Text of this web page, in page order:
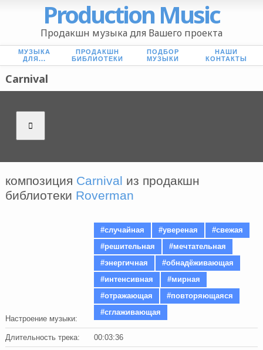
Production Music
Продакшн музыка для Вашего проекта
МУЗЫКА
ДЛЯ...
ПРОДАКШН
БИБЛИОТЕКИ
ПОДБОР
МУЗЫКИ
НАШИ
КОНТАКТЫ
Carnival
композиция Carnival из продакшн
библиотеки Roverman
Настроение музыки:
#случайная #увереная
#свежая
#решительная
#мечтательная
#энергичная
#обнадёживающая
#интенсивная
#мирная
#отражающая
#повторяющаяся
#сглаживающая
Длительность трека: 00:03:36